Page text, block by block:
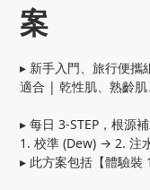
案
▸ 新手入門、旅行便攜
適合 | 乾性肌、熟齡
▸ 每日 3-STEP，根源
1. 校準 (Dew) → 2. 注
▸ 此方案包括【體驗裝